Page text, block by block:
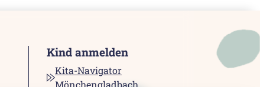
Kind anmelden
Kita-Navigator
Mönchengladbach